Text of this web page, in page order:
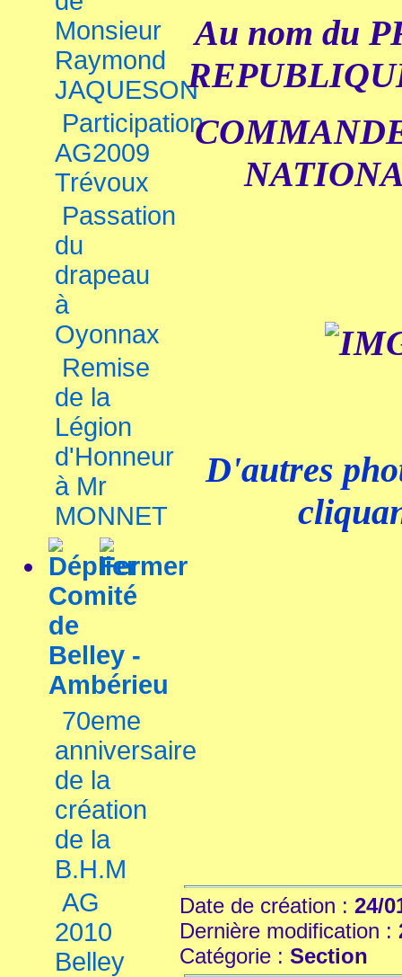
Monsieur
Raymond
JAQUESON
Participation
AG2009
Trévoux
Passation
du
drapeau
à
Oyonnax
Remise
de la
Légion
d'Honneur
à Mr
MONNET
Comité
de
Belley -
Ambérieu
70eme
anniversaire
de la
création
de la
B.H.M
AG
2010
Belley
Au nom du
D'autres
Date de création : 24/
Dernière modification :
Catégorie : Section